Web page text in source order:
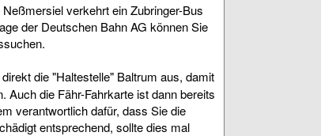
verkehrt ein Zubringer-Bus
der Deutschen Bahn AG können Sie
die "Haltestelle" Baltrum aus, damit
Auch die Fähr-Fahrkarte ist dann bereits
verantwortlich dafür, dass Sie die
entsprechend, sollte dies mal